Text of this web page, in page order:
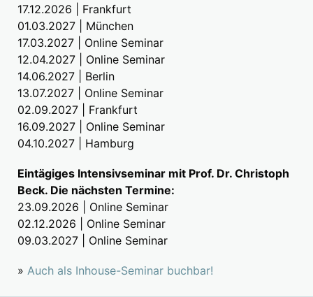
17.12.2026 | Frankfurt
01.03.2027 | München
17.03.2027 | Online Seminar
12.04.2027 | Online Seminar
14.06.2027 | Berlin
13.07.2027 | Online Seminar
02.09.2027 | Frankfurt
16.09.2027 | Online Seminar
04.10.2027 | Hamburg
Eintägiges Intensivseminar mit Prof. Dr. Christoph
Beck. Die nächsten Termine:
23.09.2026 | Online Seminar
02.12.2026 | Online Seminar
09.03.2027 | Online Seminar
» Auch als Inhouse-Seminar buchbar!